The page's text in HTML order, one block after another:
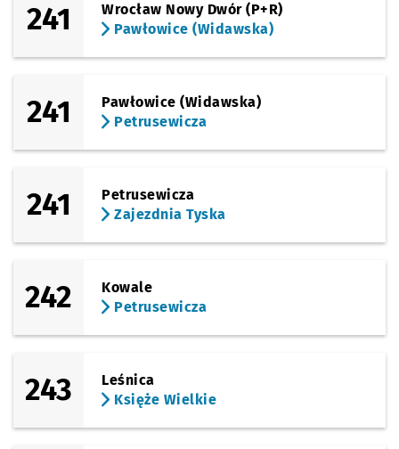
241
Wrocław Nowy Dwór (P+R)
Pawłowice (Widawska)
241
Pawłowice (Widawska)
Petrusewicza
241
Petrusewicza
Zajezdnia Tyska
242
Kowale
Petrusewicza
243
Leśnica
Księże Wielkie